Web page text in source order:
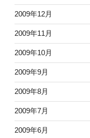
2009年12月
2009年11月
2009年10月
2009年9月
2009年8月
2009年7月
2009年6月